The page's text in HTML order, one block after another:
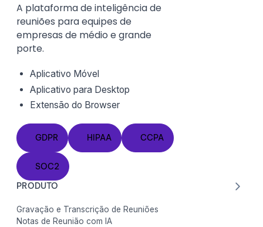
A plataforma de inteligência de
reuniões para equipes de
empresas de médio e grande
porte.
Aplicativo Móvel
Aplicativo para Desktop
Extensão do Browser
GDPR
GDPR
HIPAA
HIPAA
CCPA
CCPA
SOC2
SOC2
PRODUTO
Gravação e Transcrição de Reuniões
Notas de Reunião com IA